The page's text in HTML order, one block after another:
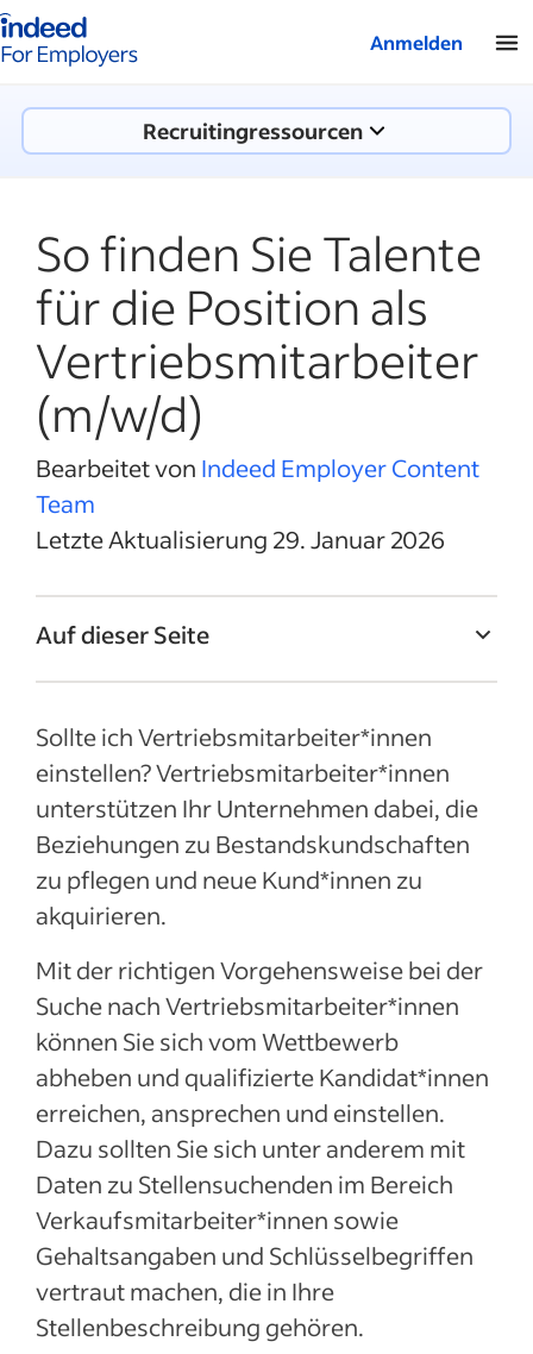
Startseite für Arbeitgeber
Anmelden
Recruitingressourcen
So finden Sie Talente
für die Position als
Vertriebsmitarbeiter
(m/w/d)
Bearbeitet von Indeed Employer Content
Team
Letzte Aktualisierung 29. Januar 2026
Auf dieser Seite
Was machen Vertriebsmitarbeiter*innen?
Warum sollte ich
Vertriebsmitarbeiter*innen einstellen?
Was gute Vertriebsmitarbeiter*innen
leisten:
Ihren Einstellungsbedarf für
Vertriebsmitarbeiter*innen definieren
Welche Arten von
Vertriebsmitarbeiter*innen gibt es?
Wo finde ich Vertriebsmitarbeiter*innen?
Auf diese Kompetenzen sollten Sie bei
guten Vertriebsmitarbeiter*innen achten
Eine Stellenbeschreibung für
Vertriebsmitarbeiter*innen verfassen
Bewerbungsgespräche mit Kandidat*innen
für Stellen als Vertriebsmitarbeiter*in
führen
Sollte ich Vertriebsmitarbeiter*innen
einstellen? Vertriebsmitarbeiter*innen
unterstützen Ihr Unternehmen dabei, die
Beziehungen zu Bestandskundschaften
zu pflegen und neue Kund*innen zu
akquirieren.
Mit der richtigen Vorgehensweise bei der
Suche nach Vertriebsmitarbeiter*innen
können Sie sich vom Wettbewerb
abheben und qualifizierte Kandidat*innen
erreichen, ansprechen und einstellen.
Dazu sollten Sie sich unter anderem mit
Daten zu Stellensuchenden im Bereich
Verkaufsmitarbeiter*innen sowie
Gehaltsangaben und Schlüsselbegriffen
vertraut machen, die in Ihre
Stellenbeschreibung gehören.